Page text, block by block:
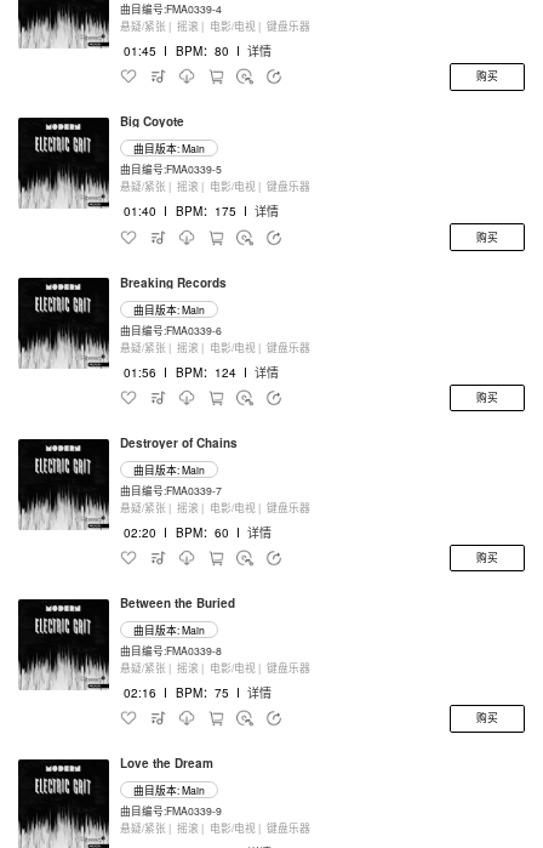
曲目编号:FMA0339-4
悬疑/紧张 | 摇滚 | 电影/电视 | 键盘乐器
01:45 I BPM：80 I 详情
购买
Big Coyote
曲目版本: Main
曲目编号:FMA0339-5
悬疑/紧张 | 摇滚 | 电影/电视 | 键盘乐器
01:40 I BPM：175 I 详情
购买
Breaking Records
曲目版本: Main
曲目编号:FMA0339-6
悬疑/紧张 | 摇滚 | 电影/电视 | 键盘乐器
01:56 I BPM：124 I 详情
购买
Destroyer of Chains
曲目版本: Main
曲目编号:FMA0339-7
悬疑/紧张 | 摇滚 | 电影/电视 | 键盘乐器
02:20 I BPM：60 I 详情
购买
Between the Buried
曲目版本: Main
曲目编号:FMA0339-8
悬疑/紧张 | 摇滚 | 电影/电视 | 键盘乐器
02:16 I BPM：75 I 详情
购买
Love the Dream
曲目版本: Main
曲目编号:FMA0339-9
悬疑/紧张 | 摇滚 | 电影/电视 | 键盘乐器